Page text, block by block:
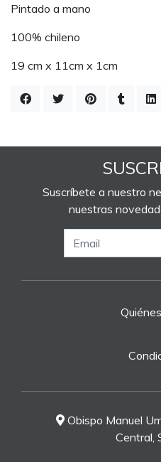
Pintado a mano
100% chileno
19 cm x 11cm x 1cm
Suscríbete a nuestro
nuestras
Obispo Manuel
Central,